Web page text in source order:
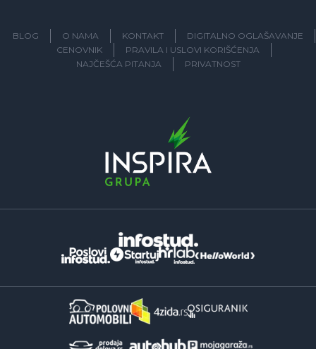
BLOG O NAMA KONTAKT
DIGITALNO OGLAŠAVANJE
CENOVNIK
PRAVILA I USLOVI KORIŠĆENJA
NAJČEŠĆA PITANJA
PRIVATNOST